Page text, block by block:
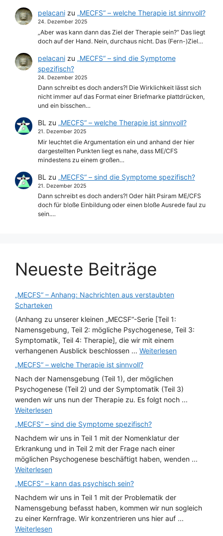
pelacanizu „MECFS“ – welche Therapie ist sinnvoll?
24. Dezember 2025
„Aber was kann dann das Ziel der Therapie sein?“ Das liegt
doch auf der Hand. Nein, durchaus nicht. Das (Fern-)Ziel…
pelacanizu „MECFS“ – sind die Symptome
spezifisch?
24. Dezember 2025
Dann schreibt es doch anders?! Die Wirklichkeit lässt sich
nicht immer auf das Format einer Briefmarke plattdrücken,
und ein bisschen…
BL zu „MECFS“ – welche Therapie ist sinnvoll?
21. Dezember 2025
Mir leuchtet die Argumentation ein und anhand der hier
dargestellten Punkten liegt es nahe, dass ME/CFS
mindestens zu einem großen…
BL zu „MECFS“ – sind die Symptome spezifisch?
21. Dezember 2025
Dann schreibt es doch anders?! Oder hält Psiram ME/CFS
doch für bloße Einbildung oder einen bloße Ausrede faul zu
sein.…
Neueste Beiträge
„MECFS“ – Anhang: Nachrichten aus verstaubten
Scharteken
(Anhang zu unserer kleinen „MECSF“-Serie [Teil 1:
Namensgebung, Teil 2: mögliche Psychogenese, Teil 3:
Symptomatik, Teil 4: Therapie], die wir mit einem
verhangenen Ausblick beschlossen ... Weiterlesen
„MECFS“ – welche Therapie ist sinnvoll?
Nach der Namensgebung (Teil 1), der möglichen
Psychogenese (Teil 2) und der Symptomatik (Teil 3)
wenden wir uns nun der Therapie zu. Es folgt noch ...
Weiterlesen
„MECFS“ – sind die Symptome spezifisch?
Nachdem wir uns in Teil 1 mit der Nomenklatur der
Erkrankung und in Teil 2 mit der Frage nach einer
möglichen Psychogenese beschäftigt haben, wenden ...
Weiterlesen
„MECFS“ – kann das psychisch sein?
Nachdem wir uns in Teil 1 mit der Problematik der
Namensgebung befasst haben, kommen wir nun sogleich
zu einer Kernfrage. Wir konzentrieren uns hier auf ...
Weiterlesen